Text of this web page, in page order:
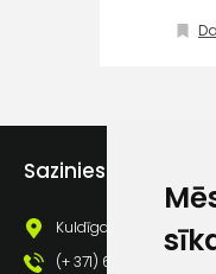
Sazinies ar mums
Kuldīgas iela 69a,
(+ 371) 63 881 186